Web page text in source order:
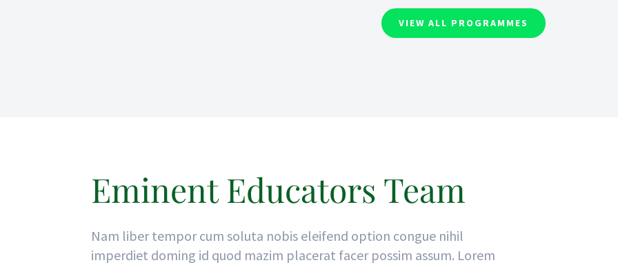
VIEW ALL PROGRAMMES
Eminent Educators Team
Nam liber tempor cum soluta nobis eleifend option congue nihil
imperdiet doming id quod mazim placerat facer possim assum. Lorem